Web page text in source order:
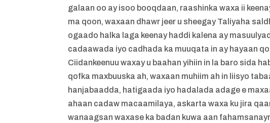
galaan oo ay isoo booqdaan, raashinka waxa ii
ma qoon, waxaan dhawr jeer u sheegay Taliyaha
ogaado halka laga keenay haddi kalena ay
cadaawada iyo cadhada ka muuqata in ay hayaan
Ciidankeenuu waxay u baahan yihiin in la baro sida
qofka maxbuuska ah, waxaan muhiim ah in liisyo
hanjabaadda, hatigaada iyo hadalada adage e
ahaan cadaw macaamilaya, askarta waxa ku jira
wanaagsan waxase ka badan kuwa aan